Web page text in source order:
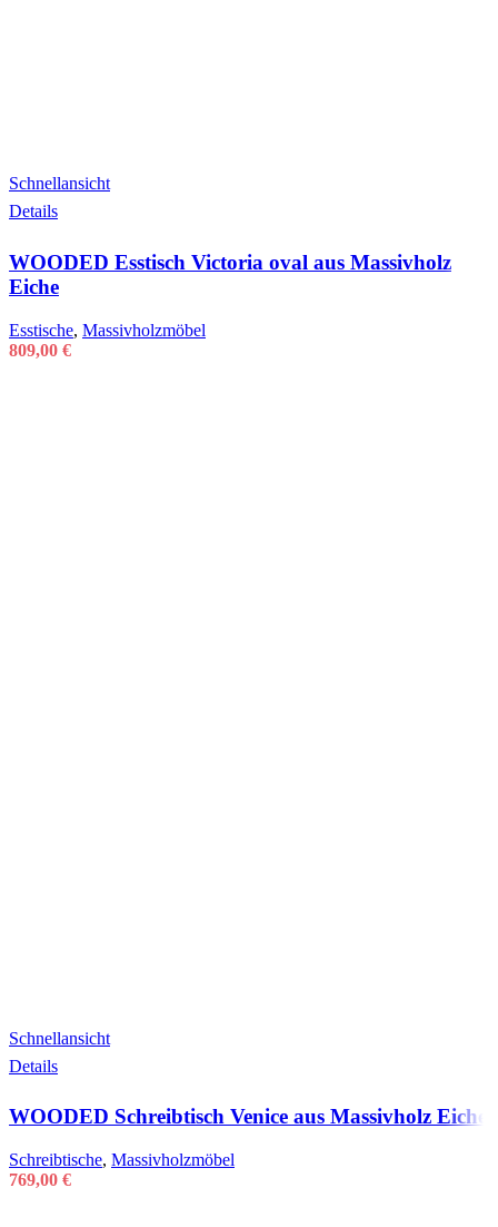
Schnellansicht
Details
WOODED Esstisch Victoria oval aus Massivholz
Eiche
Esstische, Massivholzmöbel
809,00 €
Schnellansicht
Details
WOODED Schreibtisch Venice aus Massivholz Eiche
Schreibtische, Massivholzmöbel
769,00 €